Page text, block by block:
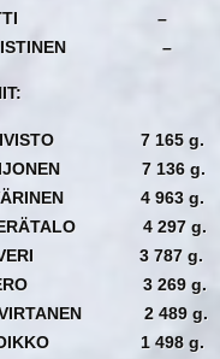
–
KOISTINEN –
7 165 g.
7 136 g.
4 963 g.
4 297 g.
3 787 g.
3 269 g.
VIRTANEN 2 489 g.
SOIKKO 1 498 g.